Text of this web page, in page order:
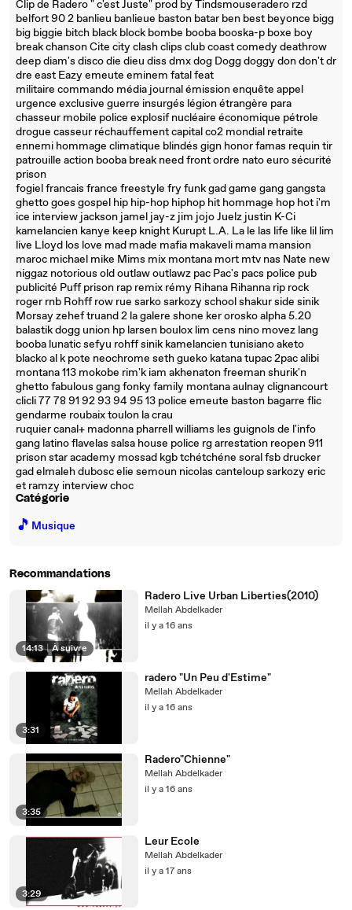
Clip de Radero " c'est Juste" prod by Tindsmouseradero rzd
belfort 90 2 banlieu banlieue baston batar ben best beyonce bigg
big biggie bitch black block bombe booba booska-p boxe boy
break chanson Cite city clash clips club coast comedy deathrow
deep diam's disco die dieu diss dmx dog Dogg doggy don don't dr
dre east Eazy emeute eminem fatal feat
militaire commando média journal émission enquête appel
urgence exclusive guerre insurgés légion étrangère para
chasseur mobile police explosif nucléaire économique pétrole
drogue casseur réchauffement capital co2 mondial retraite
ennemi hommage climatique blindés gign honor famas requin tir
patrouille action booba break need front ordre nato euro sécurité
prison
fogiel francais france freestyle fry funk gad game gang gangsta
ghetto goes gospel hip hip-hop hiphop hit hommage hop hot i'm
ice interview jackson jamel jay-z jim jojo Juelz justin K-Ci
kamelancien kanye keep knight Kurupt L.A. La le las life like lil lim
live Lloyd los love mad made mafia makaveli mama mansion
maroc michael mike Mims mix montana mort mtv nas Nate new
niggaz notorious old outlaw outlawz pac Pac's pacs police pub
publicité Puff prison rap remix rémy Rihana Rihanna rip rock
roger rnb Rohff row rue sarko sarkozy school shakur side sinik
Morsay zehef truand 2 la galere shone ker orosko alpha 5.20
balastik dogg union hp larsen boulox lim cens nino movez lang
booba lunatic sefyu rohff sinik kamelancien tunisiano aketo
blacko al k pote neochrome seth gueko katana tupac 2pac alibi
montana 113 mokobe rim'k iam akhenaton freeman shurik'n
ghetto fabulous gang fonky family montana aulnay clignancourt
clicli 77 78 91 92 93 94 95 13 police emeute baston bagarre flic
gendarme roubaix toulon la crau
ruquier canal+ madonna pharrell williams les guignols de l'info
gang latino flavelas salsa house police rg arrestation reopen 911
prison star academy mossad kgb tchétchéne soral fsb drucker
gad elmaleh dubosc elie semoun nicolas canteloup sarkozy eric
et ramzy interview choc
Catégorie
🎵 Musique
Recommandations
14:13 | À suivre
Radero Live Urban Liberties(2010)
Mellah Abdelkader
il y a 16 ans
3:31
radero "Un Peu d'Estime"
Mellah Abdelkader
il y a 16 ans
3:35
Radero"Chienne"
Mellah Abdelkader
il y a 16 ans
3:29
Leur Ecole
Mellah Abdelkader
il y a 17 ans